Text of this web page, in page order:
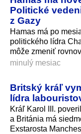
Politické
z Gazy
Hamas má po
politického lídra
môže zmeniť
minulý mesiac
Britský kráľ
lídra
Kráľ Karol III.
a Británia má
Exstarosta